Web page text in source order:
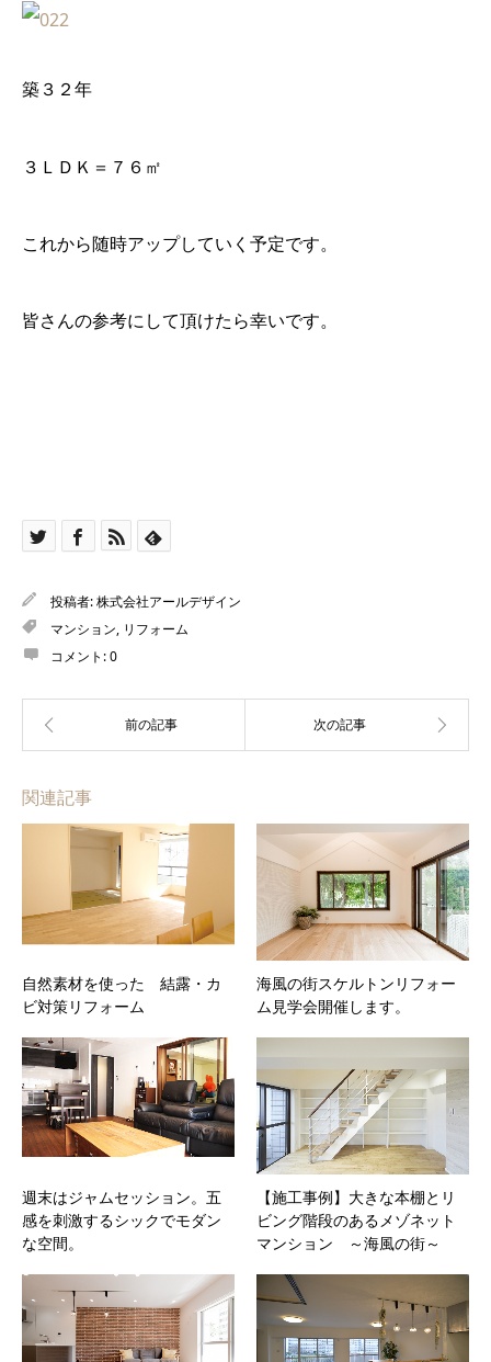
築３２年
３ＬＤＫ＝７６㎡
これから随時アップしていく予定です。
皆さんの参考にして頂けたら幸いです。
投稿者:株式会社アールデザイン
マンション, リフォーム
コメント:0
関連記事
自然素材を使った 結露・カ
ビ対策リフォーム
海風の街スケルトンリフォー
ム見学会開催します。
週末はジャムセッション。五
感を刺激するシックでモダン
な空間。
【施工事例】大きな本棚とリ
ビング階段のあるメゾネット
マンション ～海風の街～